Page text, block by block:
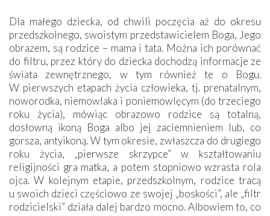
Dla małego dziecka, od chwili poczęcia aż do okresu
przedszkolnego, swoistym przedstawicielem Boga, Jego
obrazem, są rodzice – mama i tata. Można ich porównać
do filtru, przez który do dziecka dochodzą informacje ze
świata zewnętrznego, w tym również te o Bogu.
W pierwszych etapach życia człowieka, tj. prenatalnym,
noworodka, niemowlaka i poniemowlęcym (do trzeciego
roku życia), mówiąc obrazowo rodzice są totalną,
dosłowną ikoną Boga albo jej zaciemnieniem lub, co
gorsza, antyikoną. W tym okresie, zwłaszcza do drugiego
roku życia, „pierwsze skrzypce” w kształtowaniu
religijności gra matka, a potem stopniowo wzrasta rola
ojca. W kolejnym etapie, przedszkolnym, rodzice tracą
u swoich dzieci częściowo ze swojej „boskości”, ale „filtr
rodzicielski” działa dalej bardzo mocno. Albowiem to, co